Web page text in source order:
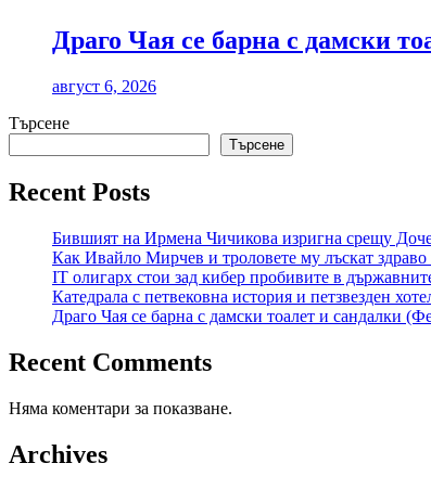
Драго Чая се барна с дамски
август 6, 2026
Търсене
Търсене
Recent Posts
Бившият на Ирмена Чичикова изригна срещу
Как Ивайло Мирчев и троловете му лъскат
IT олигарх стои зад кибер пробивите в
Катедрала с петвековна история и петзвезден
Драго Чая се барна с дамски тоалет и сандалки
Recent Comments
Няма коментари за показване.
Archives